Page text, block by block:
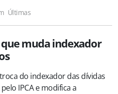
Últimas
muda indexador
do indexador das dívidas
IPCA e modifica a